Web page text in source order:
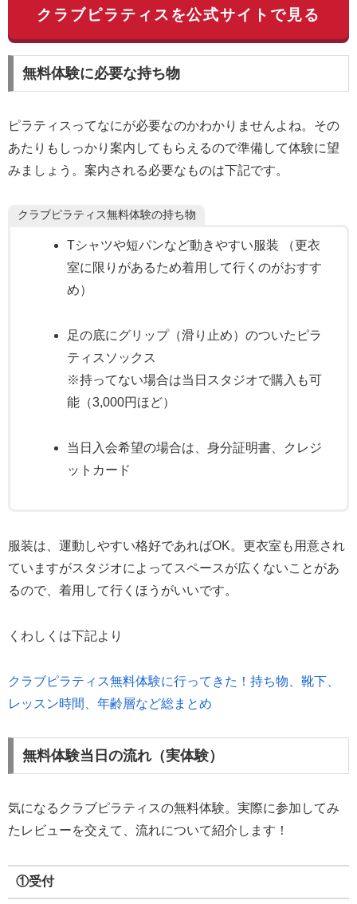
クラブピラティスを公式サイトで見る
無料体験に必要な持ち物
ピラティスってなにが必要なのかわかりませんよね。その
あたりもしっかり案内してもらえるので準備して体験に望
みましょう。案内される必要なものは下記です。
クラブピラティス無料体験の持ち物
Tシャツや短パンなど動きやすい服装 （更衣
室に限りがあるため着用して行くのがおすす
め）
足の底にグリップ（滑り止め）のついたピラ
ティスソックス
※持ってない場合は当日スタジオで購入も可
能（3,000円ほど）
当日入会希望の場合は、身分証明書、クレジ
ットカード
服装は、運動しやすい格好であればOK。更衣室も用意され
ていますがスタジオによってスペースが広くないことがあ
るので、着用して行くほうがいいです。
くわしくは下記より
クラブピラティス無料体験に行ってきた！持ち物、靴下、
レッスン時間、年齢層など総まとめ
無料体験当日の流れ（実体験）
気になるクラブピラティスの無料体験。実際に参加してみ
たレビューを交えて、流れについて紹介します！
①受付